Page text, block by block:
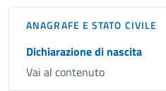
ANAGRAFE E STATO CIVILE
Dichiarazione di nascita
Vai al contenuto